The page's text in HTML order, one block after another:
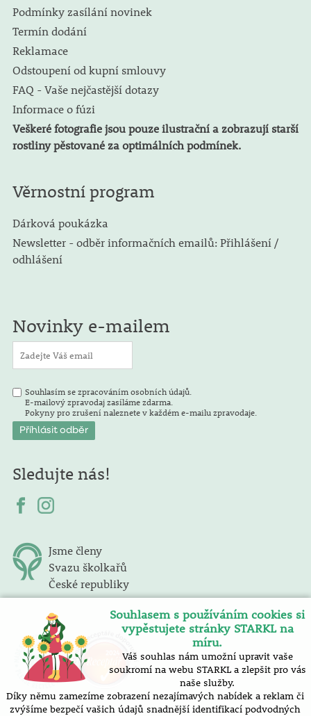
Podmínky zasílání novinek
Termín dodání
Reklamace
Odstoupení od kupní smlouvy
FAQ - Vaše nejčastější dotazy
Informace o fúzi
Veškeré fotografie jsou pouze ilustrační a zobrazují starší
rostliny pěstované za optimálních podmínek.
Věrnostní program
Dárková poukázka
Newsletter - odběr informačních emailů: Přihlášení /
odhlášení
Novinky e-mailem
Souhlasím se zpracováním osobních údajů.
E-mailový zpravodaj zasíláme zdarma.
Pokyny pro zrušení naleznete v každém e-mailu zpravodaje.
Sledujte nás!
Jsme členy
Svazu školkařů
České republiky
Souhlasem s používáním cookies si
vypěstujete stránky STARKL na
míru.
Váš souhlas nám umožní upravit vaše
soukromí na webu STARKL a zlepšit pro vás
naše služby.
Díky němu zamezíme zobrazení nezajímavých nabídek a reklam či
zvýšíme bezpečí vašich údajů snadnější identifikací podvodných